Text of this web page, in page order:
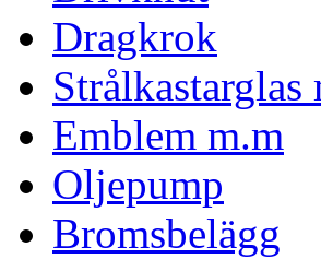
Dragkrok
Strålkastarglas
Emblem m.m
Oljepump
Bromsbelägg